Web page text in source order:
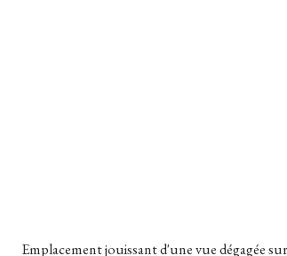
Emplacement jouissant d'une vue dégagée